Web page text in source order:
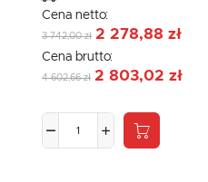
Cena netto:
3 742,00 zł 2 278,88 zł
Cena brutto:
4 602,66 zł 2 803,02 zł